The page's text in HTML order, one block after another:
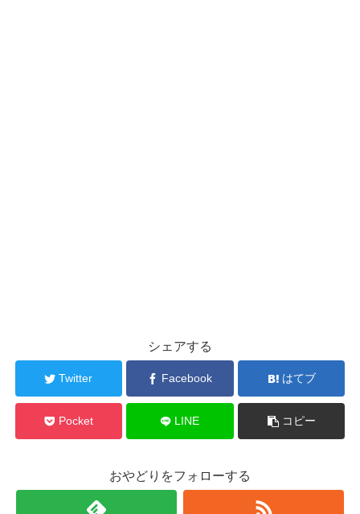
シェアする
Twitter Facebook はてブ
Pocket LINE コピー
おやどりをフォローする